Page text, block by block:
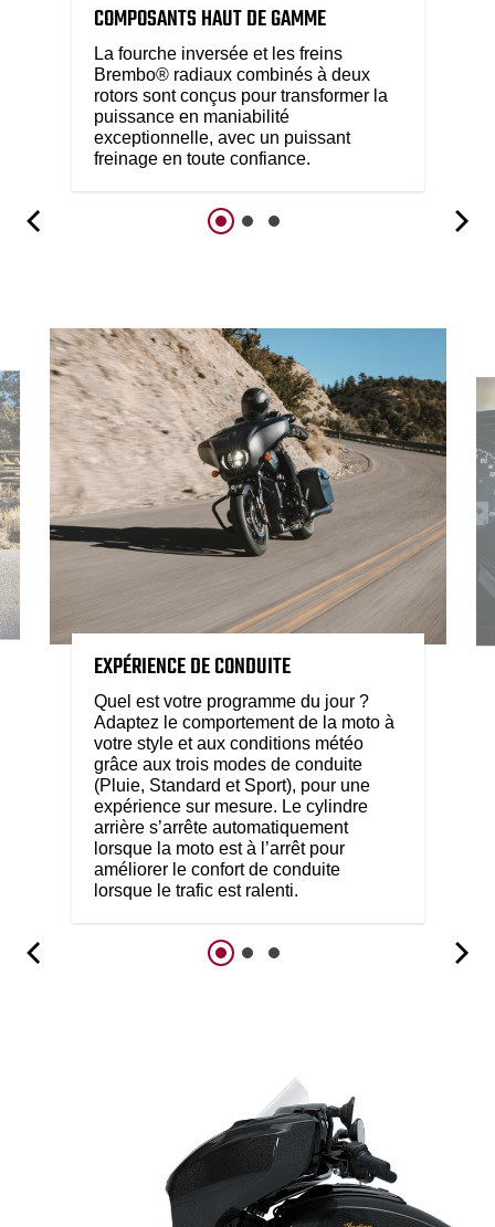
COMPOSANTS HAUT DE GAMME
La fourche inversée et les freins
Brembo® radiaux combinés à deux
rotors sont conçus pour transformer la
puissance en maniabilité
exceptionnelle, avec un puissant
freinage en toute confiance.
EXPÉRIENCE DE CONDUITE
Quel est votre programme du jour ?
Adaptez le comportement de la moto à
votre style et aux conditions météo
grâce aux trois modes de conduite
(Pluie, Standard et Sport), pour une
expérience sur mesure. Le cylindre
arrière s’arrête automatiquement
lorsque la moto est à l’arrêt pour
améliorer le confort de conduite
lorsque le trafic est ralenti.